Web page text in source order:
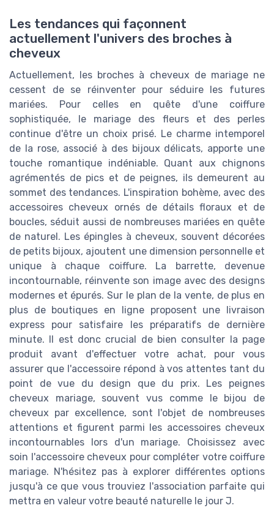
Les tendances qui façonnent
actuellement l'univers des broches à
cheveux
Actuellement, les broches à cheveux de mariage ne
cessent de se réinventer pour séduire les futures
mariées. Pour celles en quête d'une coiffure
sophistiquée, le mariage des fleurs et des perles
continue d'être un choix prisé. Le charme intemporel
de la rose, associé à des bijoux délicats, apporte une
touche romantique indéniable. Quant aux chignons
agrémentés de pics et de peignes, ils demeurent au
sommet des tendances. L'inspiration bohème, avec des
accessoires cheveux ornés de détails floraux et de
boucles, séduit aussi de nombreuses mariées en quête
de naturel. Les épingles à cheveux, souvent décorées
de petits bijoux, ajoutent une dimension personnelle et
unique à chaque coiffure. La barrette, devenue
incontournable, réinvente son image avec des designs
modernes et épurés. Sur le plan de la vente, de plus en
plus de boutiques en ligne proposent une livraison
express pour satisfaire les préparatifs de dernière
minute. Il est donc crucial de bien consulter la page
produit avant d'effectuer votre achat, pour vous
assurer que l'accessoire répond à vos attentes tant du
point de vue du design que du prix. Les peignes
cheveux mariage, souvent vus comme le bijou de
cheveux par excellence, sont l'objet de nombreuses
attentions et figurent parmi les accessoires cheveux
incontournables lors d'un mariage. Choisissez avec
soin l'accessoire cheveux pour compléter votre coiffure
mariage. N'hésitez pas à explorer différentes options
jusqu'à ce que vous trouviez l'association parfaite qui
mettra en valeur votre beauté naturelle le jour J.